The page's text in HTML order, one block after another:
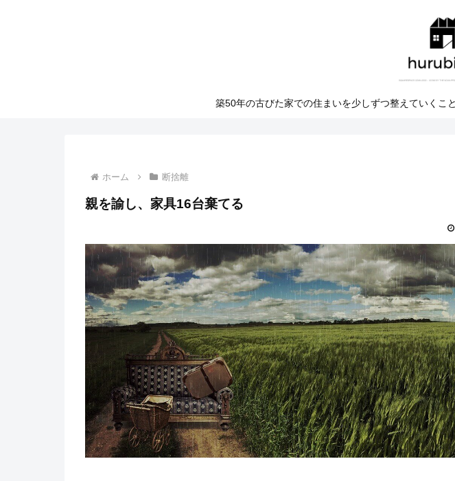
築50年の古びた家での住まいを少しずつ整えていく
ホーム 断捨離
親を諭し、家具16台棄てる